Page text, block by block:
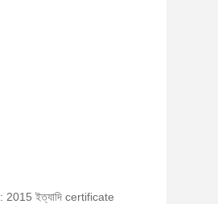
: 2015 ইত্যাদি certificate